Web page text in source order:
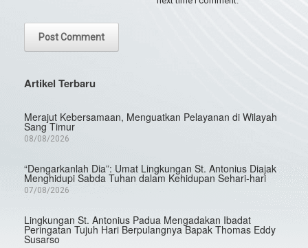
Artikel Terbaru
Merajut Kebersamaan, Menguatkan Pelayanan di Wilayah
Sang Timur
08/08/2026
“Dengarkanlah Dia”: Umat Lingkungan St. Antonius Diajak
Menghidupi Sabda Tuhan dalam Kehidupan Sehari-hari
07/08/2026
Lingkungan St. Antonius Padua Mengadakan Ibadat
Peringatan Tujuh Hari Berpulangnya Bapak Thomas Eddy
Susarso